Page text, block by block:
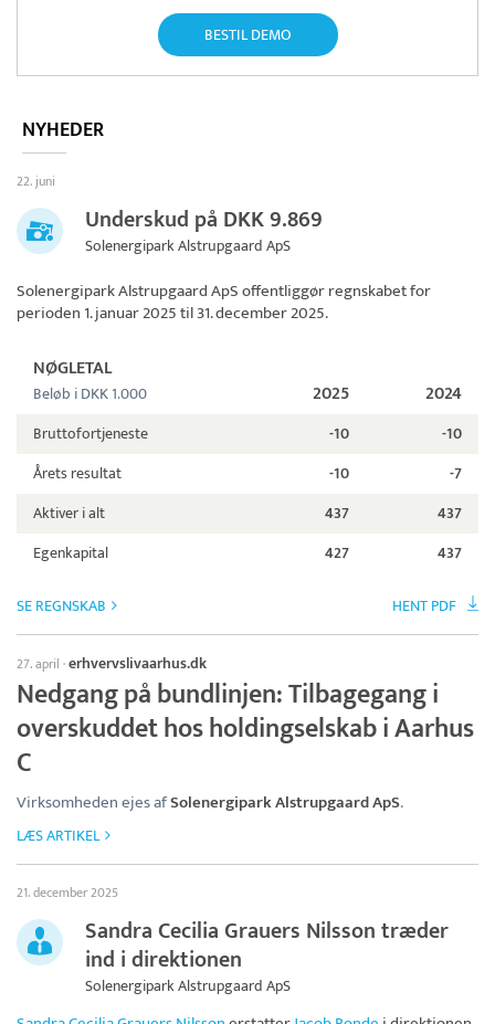
BESTIL DEMO
NYHEDER
22. juni
Underskud på DKK 9.869
Solenergipark Alstrupgaard ApS
Solenergipark Alstrupgaard ApSoffentliggør regnskabet for
perioden 1. januar 2025 til 31. december 2025.
NØGLETAL
Beløb i DKK 1.000 2025 2024
Bruttofortjeneste -10
-10
Årets resultat
-10
-7
Aktiver i alt
437
437
Egenkapital
427 437
SE REGNSKAB HENT PDF
27. april ·erhvervslivaarhus.dk
Nedgang på bundlinjen: Tilbagegang i
overskuddet hos holdingselskab i Aarhus
C
Virksomheden ejes afSolenergipark Alstrupgaard ApS.
LÆS ARTIKEL
21. december 2025
Sandra Cecilia Grauers Nilsson træder
ind i direktionen
Solenergipark Alstrupgaard ApS